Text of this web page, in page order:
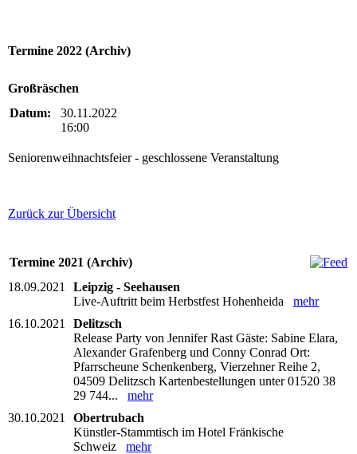
Termine 2022 (Archiv)
Großräschen
Datum:
30.11.2022
16:00
Seniorenweihnachtsfeier - geschlossene Veranstaltung
Zurück zur Übersicht
Termine 2021 (Archiv)
18.09.2021
Leipzig - Seehausen
Live-Auftritt beim Herbstfest Hohenheida mehr
16.10.2021
Delitzsch
Release Party von Jennifer Rast Gäste: Sabine Elara,
Alexander Grafenberg und Conny Conrad Ort:
Pfarrscheune Schenkenberg, Vierzehner Reihe 2,
04509 Delitzsch Kartenbestellungen unter 01520 38
29 744... mehr
30.10.2021
Obertrubach
Künstler-Stammtisch im Hotel Fränkische
Schweiz mehr